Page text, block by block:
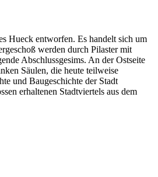
Hueck entworfen. Es handelt sich um
werden durch Pilaster mit
Abschlussgesims. An der Ostseite
Säulen, die heute teilweise
und Baugeschichte der Stadt
erhaltenen Stadtviertels aus dem